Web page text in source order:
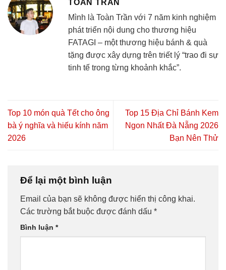
TOÀN TRẦN
Mình là Toàn Trần với 7 năm kinh nghiệm
phát triển nội dung cho thương hiệu
FATAGI – một thương hiệu bánh & quà
tặng được xây dựng trên triết lý “trao đi sự
tinh tế trong từng khoảnh khắc”.
Top 10 món quà Tết cho ông
bà ý nghĩa và hiếu kính năm
2026
Top 15 Địa Chỉ Bánh Kem
Ngon Nhất Đà Nẵng 2026
Bạn Nên Thử
Để lại một bình luận
Email của bạn sẽ không được hiển thị công khai.
Các trường bắt buộc được đánh dấu *
Bình luận *